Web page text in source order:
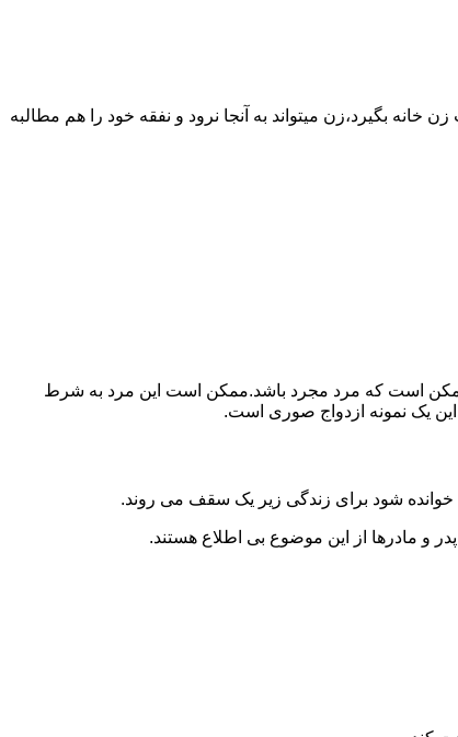
بگیرد،زن میتواند به آنجا نرود و نفقه خود را هم مطالبه
ممکن است که مرد مجرد باشد.ممکن است این مرد به شرط
یک نمونه ازدواج صوری است.
شود برای زندگی زیر یک سقف می روند.
و مادرها از این موضوع بی اطلاع هستند.